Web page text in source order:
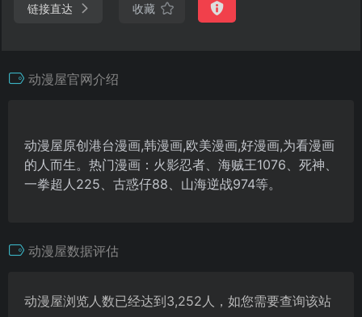
链接直达 收藏
动漫屋官网介绍
动漫屋原创港台漫画,韩漫画,欧美漫画,好漫画,为看漫画
的人而生。热门漫画：火影忍者、海贼王1076、死神、
一拳超人225、古惑仔88、山海逆战974等。
动漫屋数据评估
动漫屋浏览人数已经达到3,252人，如您需要查询该站